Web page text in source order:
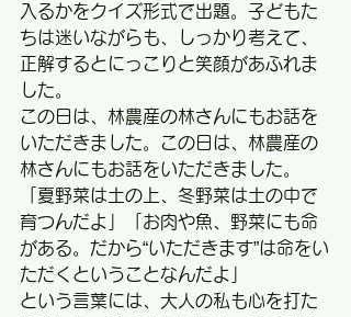
入るかをクイズ形式で出題。子どもた
ちは迷いながらも、しっかり考えて、
正解するとにっこりと笑顔があふれま
した。
この日は、林農産の林さんにもお話を
いただきました。この日は、林農産の
林さんにもお話をいただきました。
「夏野菜は土の上、冬野菜は土の中で
育つんだよ」「お肉や魚、野菜にも命
がある。だから“いただきます”は命をい
ただくということなんだよ」
という言葉には、大人の私も心を打た